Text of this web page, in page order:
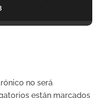
no será
están marcados